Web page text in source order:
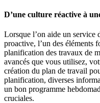
D’une culture réactive à
Lorsque l’on aide un service
proactive, l’un des éléments
planification des travaux de
avancés que vous utilisez,
création du plan de travail
planification, diverses
un bon programme
cruciales.